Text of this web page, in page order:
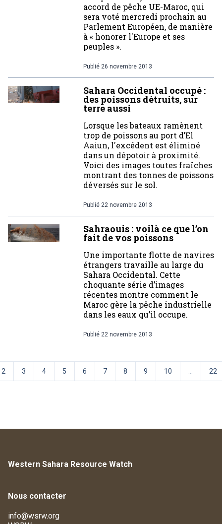
accord de pêche UE-Maroc, qui
sera voté mercredi prochain au
Parlement Européen, de manière
à « honorer l'Europe et ses
peuples ».
Publié 26 novembre 2013
Sahara Occidental occupé :
des poissons détruits, sur
terre aussi
Lorsque les bateaux ramènent
trop de poissons au port d’El
Aaiun, l'excédent est éliminé
dans un dépotoir à proximité.
Voici des images toutes fraîches
montrant des tonnes de poissons
déversés sur le sol.
Publié 22 novembre 2013
Sahraouis : voilà ce que l’on
fait de vos poissons
Une importante flotte de navires
étrangers travaille au large du
Sahara Occidental. Cette
choquante série d’images
récentes montre comment le
Maroc gère la pêche industrielle
dans les eaux qu’il occupe.
Publié 22 novembre 2013
2 3 4 5 6 7 8 9 10 22
Western Sahara Resource Watch
Nous contacter
info@wsrw.org